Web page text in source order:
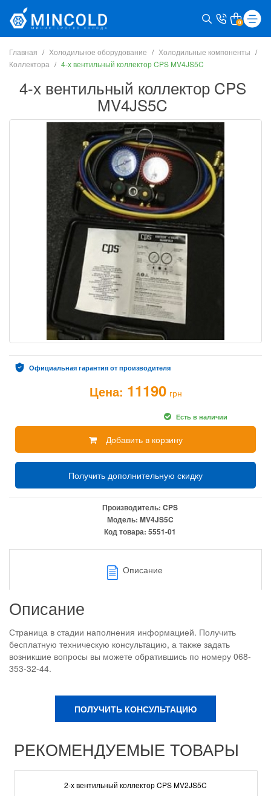
0
Главная Холодильное оборудование
Холодильные компоненты
Коллектора
4-х вентильный коллектор CPS MV4JS5C
4-х вентильный коллектор CPS
MV4JS5C
Официальная гарантия от производителя
Цена: 11190 грн
Есть в наличии
Добавить в корзину
Получить дополнительную скидку
Производитель: CPS
Модель: MV4JS5C
Код товара: 5551-01
Описание
Описание
Страница в стадии наполнения информацией. Получить
бесплатную техническую консультацию, а также задать
возникшие вопросы вы можете обратившись по номеру 068-
353-32-44.
ПОЛУЧИТЬ КОНСУЛЬТАЦИЮ
РЕКОМЕНДУЕМЫЕ ТОВАРЫ
2-х вентильный коллектор CPS MV2JS5C